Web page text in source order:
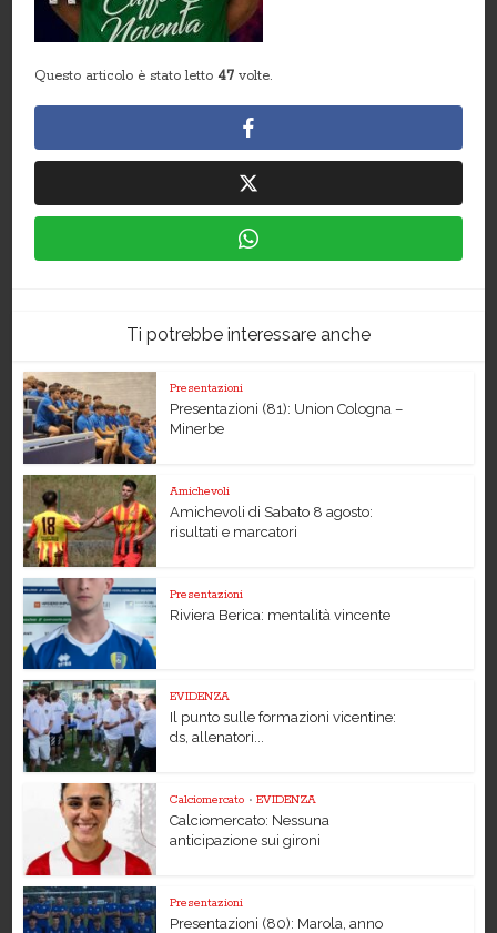
Questo articolo è stato letto 47 volte.
Ti potrebbe interessare anche
Presentazioni
Presentazioni (81): Union Cologna –
Minerbe
Amichevoli
Amichevoli di Sabato 8 agosto:
risultati e marcatori
Presentazioni
Riviera Berica: mentalità vincente
EVIDENZA
Il punto sulle formazioni vicentine:
ds, allenatori...
Calciomercato • EVIDENZA
Calciomercato: Nessuna
anticipazione sui gironi
Presentazioni
Presentazioni (80): Marola, anno